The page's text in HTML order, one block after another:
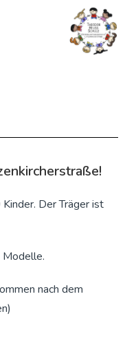
Der Träger ist
nach dem